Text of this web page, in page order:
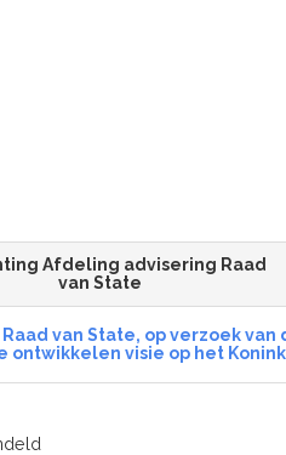
Afdeling advisering Raad
van State
van State, op verzoek van
ontwikkelen visie op het